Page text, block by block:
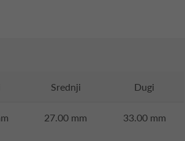
Srednji Dugi
27.00 mm 33.00 mm